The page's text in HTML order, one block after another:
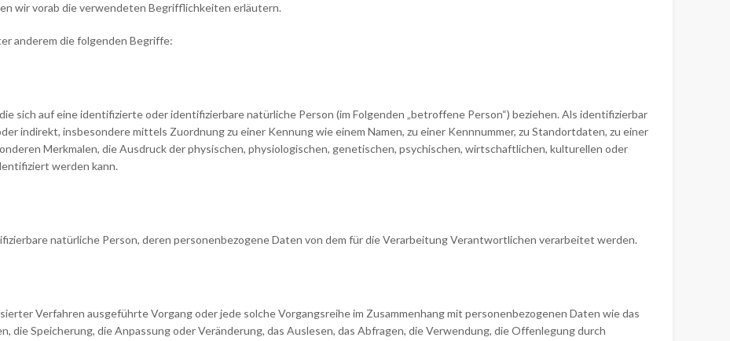
wir vorab die verwendeten Begrifflichkeiten erläutern.
anderem die folgenden Begriffe:
sich auf eine identifizierte oder identifizierbare natürliche Person (im Folgenden „betroffene Person“) beziehen. Als identifizierbar
indirekt, insbesondere mittels Zuordnung zu einer Kennung wie einem Namen, zu einer Kennnummer, zu Standortdaten, zu einer
Merkmalen, die Ausdruck der physischen, physiologischen, genetischen, psychischen, wirtschaftlichen, kulturellen oder
werden kann.
natürliche Person, deren personenbezogene Daten von dem für die Verarbeitung Verantwortlichen verarbeitet werden.
Verfahren ausgeführte Vorgang oder jede solche Vorgangsreihe im Zusammenhang mit personenbezogenen Daten wie das
die Speicherung, die Anpassung oder Veränderung, das Auslesen, das Abfragen, die Verwendung, die Offenlegung durch